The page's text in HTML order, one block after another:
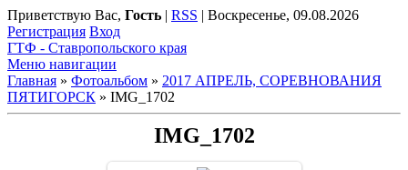
Приветствую Вас, Гость | RSS | Воскресенье, 09.08.2026
Регистрация Вход
ГТФ - Ставропольского края
Меню навигации
Главная » Фотоальбом » 2017 АПРЕЛЬ, СОРЕВНОВАНИЯ
ПЯТИГОРСК » IMG_1702
IMG_1702